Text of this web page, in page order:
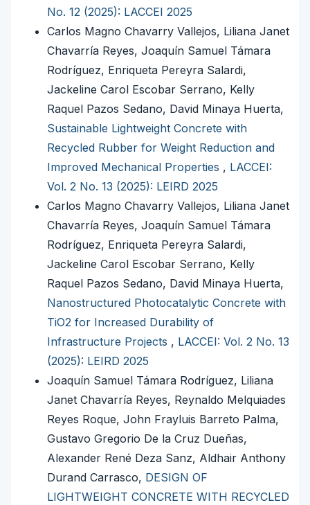
No. 12 (2025): LACCEI 2025
Carlos Magno Chavarry Vallejos, Liliana Janet
Chavarría Reyes, Joaquín Samuel Támara
Rodríguez, Enriqueta Pereyra Salardi,
Jackeline Carol Escobar Serrano, Kelly
Raquel Pazos Sedano, David Minaya Huerta,
Sustainable Lightweight Concrete with
Recycled Rubber for Weight Reduction and
Improved Mechanical Properties , LACCEI:
Vol. 2 No. 13 (2025): LEIRD 2025
Carlos Magno Chavarry Vallejos, Liliana Janet
Chavarría Reyes, Joaquín Samuel Támara
Rodríguez, Enriqueta Pereyra Salardi,
Jackeline Carol Escobar Serrano, Kelly
Raquel Pazos Sedano, David Minaya Huerta,
Nanostructured Photocatalytic Concrete with
TiO2 for Increased Durability of
Infrastructure Projects , LACCEI: Vol. 2 No. 13
(2025): LEIRD 2025
Joaquín Samuel Támara Rodríguez, Liliana
Janet Chavarría Reyes, Reynaldo Melquiades
Reyes Roque, John Frayluis Barreto Palma,
Gustavo Gregorio De la Cruz Dueñas,
Alexander René Deza Sanz, Aldhair Anthony
Durand Carrasco, DESIGN OF
LIGHTWEIGHT CONCRETE WITH RECYCLED